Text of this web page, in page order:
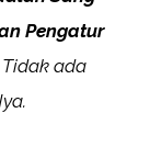
Pengatur
Tidak ada